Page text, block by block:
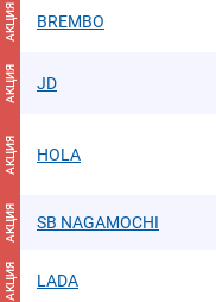
АКЦИЯ BREMBO
АКЦИЯ JD
АКЦИЯ HOLA
АКЦИЯ SB NAGAMOCHI
АКЦИЯ LADA